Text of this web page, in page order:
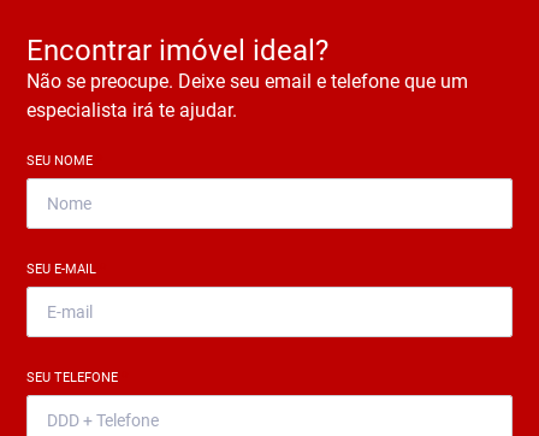
Encontrar imóvel ideal?
Não se preocupe. Deixe seu email e telefone que um
especialista irá te ajudar.
SEU NOME
SEU E-MAIL
SEU TELEFONE